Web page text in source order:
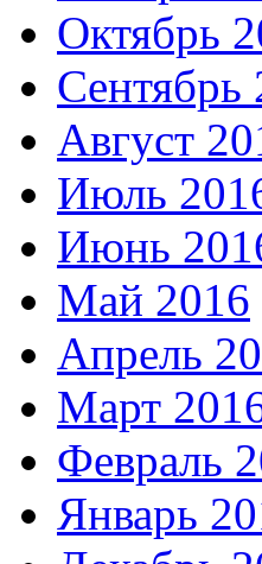
Октябрь
Сентябрь
Август
Июль
Июнь
Май 2016
Апрель
Март
Февраль
Январь